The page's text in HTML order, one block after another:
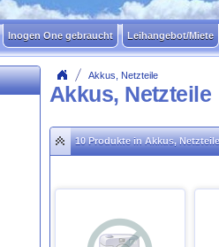
Inogen One gebraucht Leihangebot/Miete
Akkus, Netzteile
Akkus, Netzteile
10 Produkte in Akkus, Netzteile